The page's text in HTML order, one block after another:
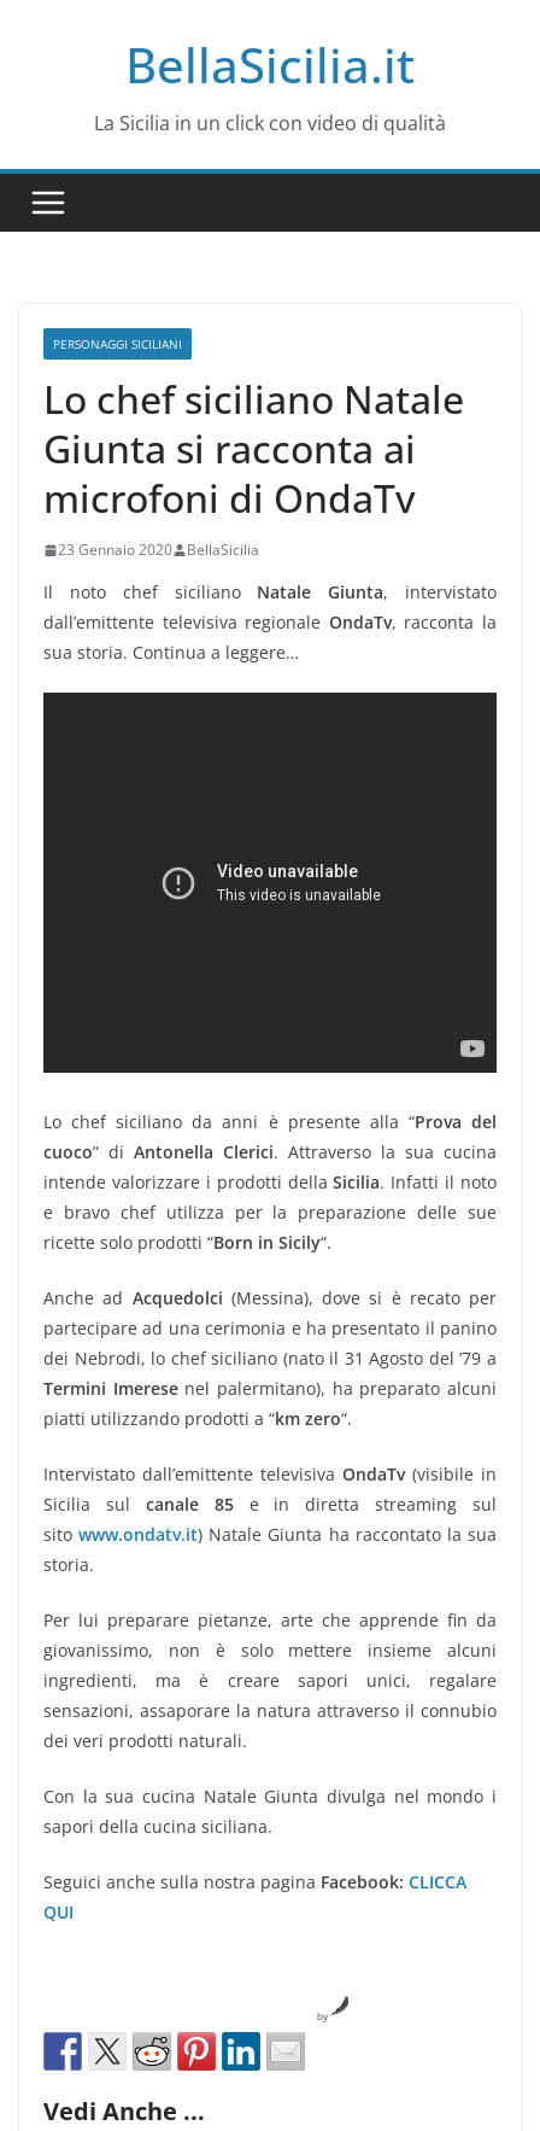
BellaSicilia.it
La Sicilia in un click con video di qualità
PERSONAGGI SICILIANI
Lo chef siciliano Natale
Giunta si racconta ai
microfoni di OndaTv
23 Gennaio 2020 BellaSicilia
Il noto chef siciliano Natale Giunta, intervistato
dall’emittente televisiva regionale OndaTv, racconta la
sua storia. Continua a leggere…
Lo chef siciliano da anni è presente alla “Prova del
cuoco” di Antonella Clerici. Attraverso la sua cucina
intende valorizzare i prodotti dellaSicilia. Infatti il noto
e bravo chef utilizza per la preparazione delle sue
ricette solo prodotti “Born in Sicily“.
Anche ad Acquedolci (Messina), dove si è recato per
partecipare ad una cerimonia e ha presentato il panino
dei Nebrodi, lo chef siciliano (nato il 31 Agosto del ’79 a
Termini Imeresenel palermitano), ha preparato alcuni
piatti utilizzando prodotti a “km zero“.
Intervistato dall’emittente televisiva OndaTv(visibile in
Sicilia sul canale 85e in diretta streaming sul
sito www.ondatv.it) Natale Giunta ha raccontato la sua
storia.
Per lui preparare pietanze, arte che apprende fin da
giovanissimo, non è solo mettere insieme alcuni
ingredienti, ma è creare sapori unici, regalare
sensazioni, assaporare la natura attraverso il connubio
dei veri prodotti naturali.
Con la sua cucina Natale Giunta divulga nel mondo i
sapori della cucina siciliana.
Seguici anche sulla nostra pagina Facebook: CLICCA
QUI
by
Vedi Anche ...